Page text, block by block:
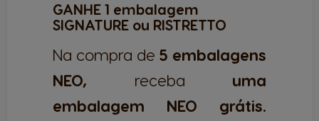
GANHE 1 embalagem
SIGNATURE ou RISTRETTO
Na compra de 5 embalagens
NEO, receba uma
embalagem NEO grátis.